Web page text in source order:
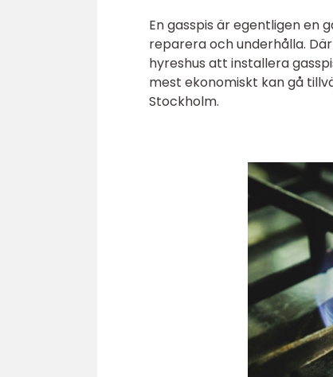
En gasspis är egentligen en
reparera och underhålla.
hyreshus att installera
mest ekonomiskt kan gå
Stockholm.